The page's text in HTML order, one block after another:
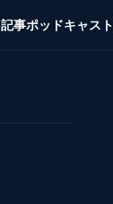
記事ポッドキャスト